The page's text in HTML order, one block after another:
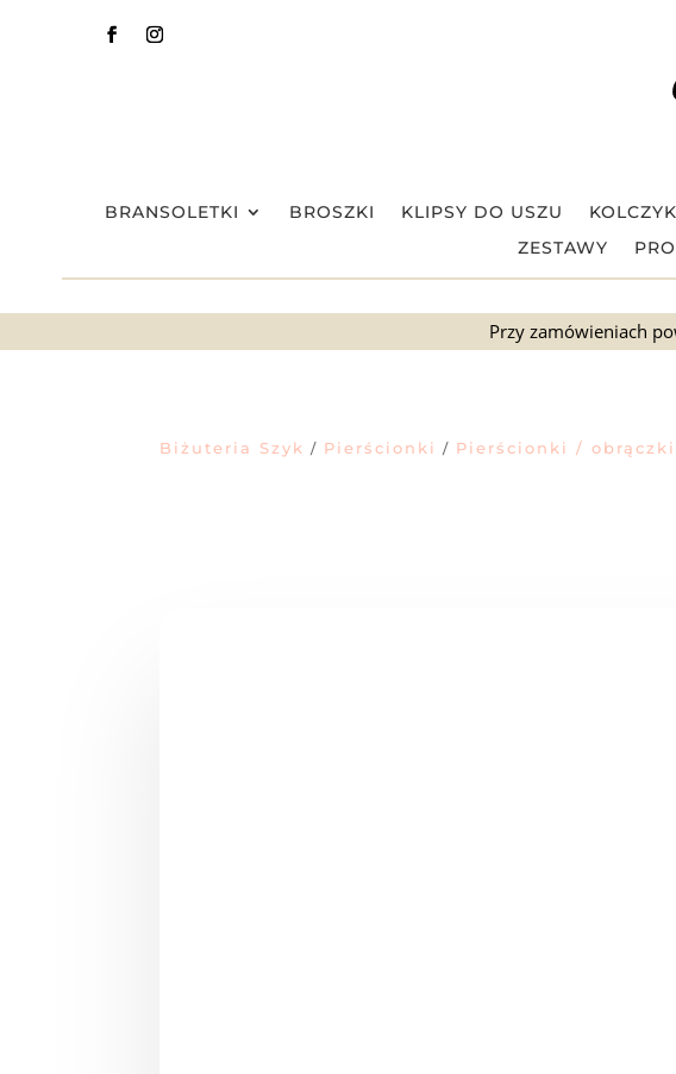
BRANSOLETKI BROSZKI KLIPSY DO USZU
ZESTAWY
Przy zamówieniach
Biżuteria Szyk / Pierścionki / Pierścionki /